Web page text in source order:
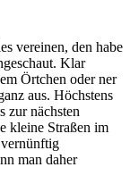
vereinen, den habe
Klar
Örtchen oder ner
aus. Höchstens
zur nächsten
kleine Straßen im
man daher